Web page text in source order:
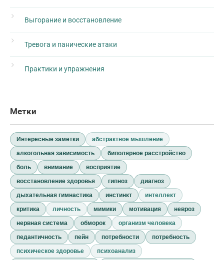
Выгорание и восстановление
Тревога и панические атаки
Практики и упражнения
Метки
Интересные заметки
абстрактное мышление
алкогольная зависимость
биполярное расстройство
боль
внимание
восприятие
восстановление здоровья
гипноз
диагноз
дыхательная гимнастика
инстинкт
интеллект
критика
личность мимики мотивация
невроз
нервная система
обморок
организм человека
педантичность
пейн потребности
потребность
психическое здоровье
психоанализ